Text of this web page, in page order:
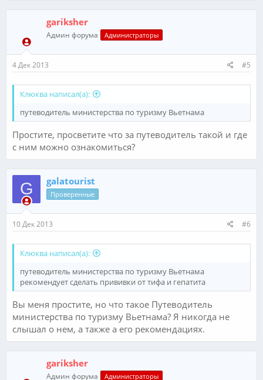
gariksher
Админ форума Администраторы
4 Дек 2013 #5
Клюква написал(а):
путеводитель министерства по туризму Вьетнама
Простите, просветите что за путеводитель такой и где
с ним можно ознакомиться?
G galatourist
Проверенные
10 Дек 2013 #6
Клюква написал(а):
путеводитель министерства по туризму Вьетнама
рекомендует сделать прививки от тифа и гепатита
Вы меня простите, но что такое Путеводитель
министерства по туризму Вьетнама? Я никогда не
слышал о нем, а также а его рекомендациях.
gariksher
Админ форума Администраторы